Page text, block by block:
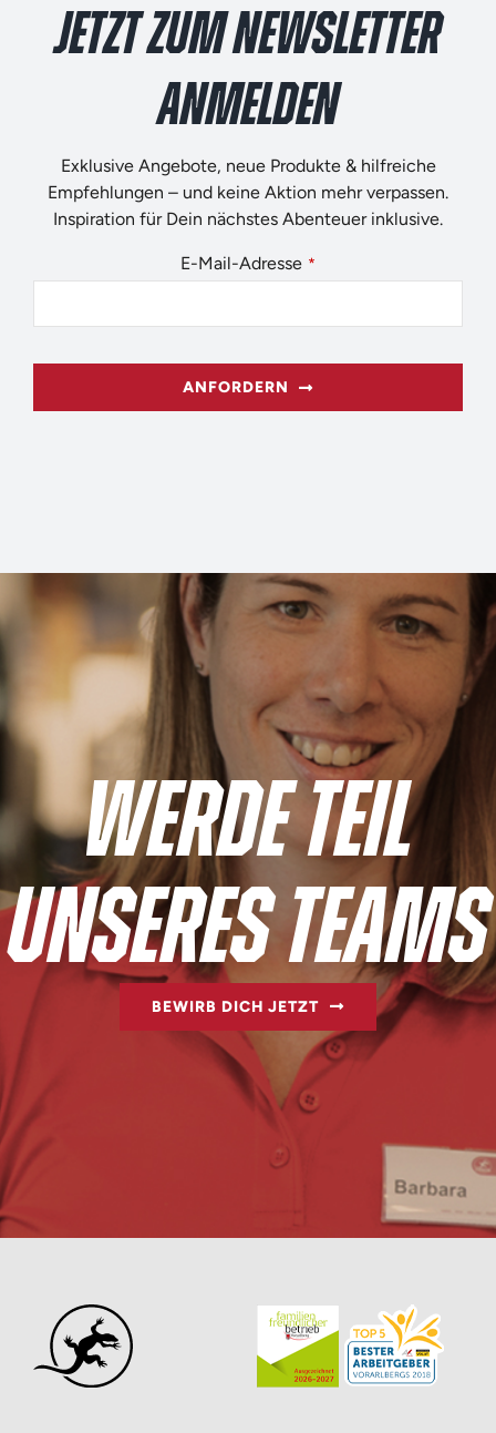
JETZT ZUM NEWSLETTER
ANMELDEN
Exklusive Angebote, neue Produkte & hilfreiche
Empfehlungen – und keine Aktion mehr verpassen.
Inspiration für Dein nächstes Abenteuer inklusive.
E-Mail-Adresse *
ANFORDERN
WERDE TEIL
UNSERES TEAMS
BEWIRB DICH JETZT